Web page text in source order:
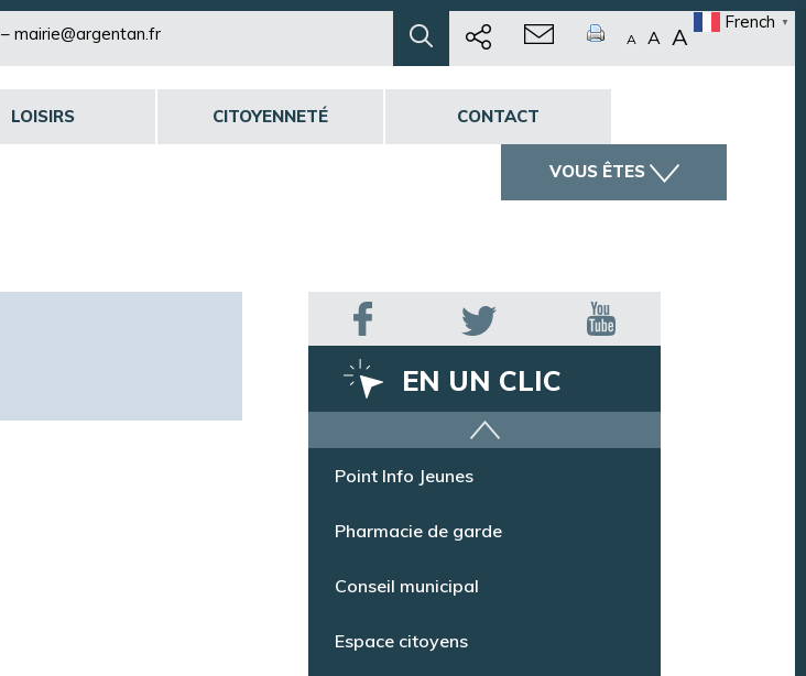
– mairie@argentan.fr A A A
French ▼
LOISIRS CITOYENNETÉ CONTACT
VOUS ÊTES
EN UN CLIC
Offres d’emploi
Point Info Jeunes
Pharmacie de garde
Conseil municipal